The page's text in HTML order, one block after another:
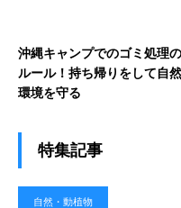
沖縄キャンプでのゴミ処理の
ルール！持ち帰りをして自然
環境を守る
特集記事
自然・動植物